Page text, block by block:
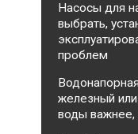
Насосы для
выбрать,
проблем
железный
воды важнее,